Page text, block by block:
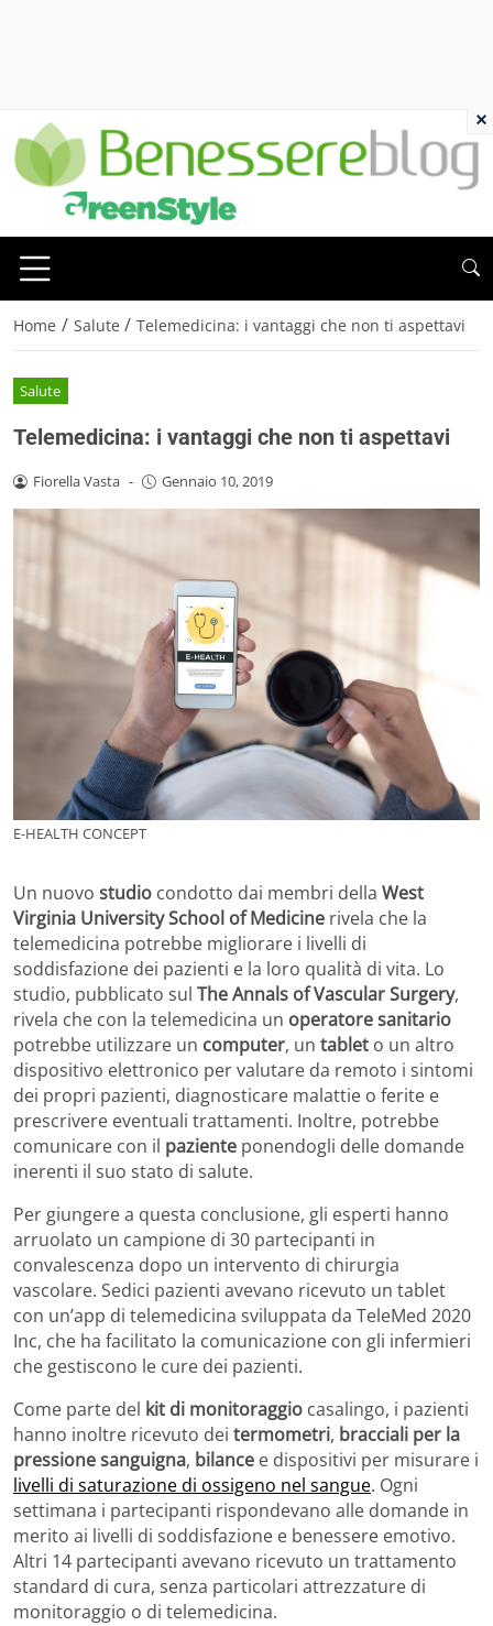
Home / Salute / Telemedicina: i vantaggi che non ti aspettavi
Salute
Telemedicina: i vantaggi che non ti aspettavi
Fiorella Vasta - Gennaio 10, 2019
E-HEALTH CONCEPT
Un nuovo studio condotto dai membri della West
Virginia University School of Medicine rivela che la
telemedicina potrebbe migliorare i livelli di
soddisfazione dei pazienti e la loro qualità di vita. Lo
studio, pubblicato sul The Annals of Vascular Surgery,
rivela che con la telemedicina un operatore sanitario
potrebbe utilizzare un computer, un tablet o un altro
dispositivo elettronico per valutare da remoto i sintomi
dei propri pazienti, diagnosticare malattie o ferite e
prescrivere eventuali trattamenti. Inoltre, potrebbe
comunicare con il paziente ponendogli delle domande
inerenti il suo stato di salute.
Per giungere a questa conclusione, gli esperti hanno
arruolato un campione di 30 partecipanti in
convalescenza dopo un intervento di chirurgia
vascolare. Sedici pazienti avevano ricevuto un tablet
con un’app di telemedicina sviluppata da TeleMed 2020
Inc, che ha facilitato la comunicazione con gli infermieri
che gestiscono le cure dei pazienti.
Come parte del kit di monitoraggio casalingo, i pazienti
hanno inoltre ricevuto dei termometri, bracciali per la
pressione sanguigna, bilance e dispositivi per misurare i
livelli di saturazione di ossigeno nel sangue. Ogni
settimana i partecipanti rispondevano alle domande in
merito ai livelli di soddisfazione e benessere emotivo.
Altri 14 partecipanti avevano ricevuto un trattamento
standard di cura, senza particolari attrezzature di
monitoraggio o di telemedicina.
×